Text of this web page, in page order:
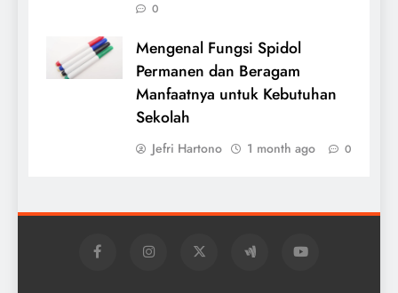
0
Mengenal Fungsi Spidol
Permanen dan Beragam
Manfaatnya untuk Kebutuhan
Sekolah
Jefri Hartono 1 month ago 0